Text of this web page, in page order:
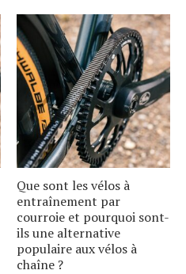
Que sont les vélos à
entraînement par
courroie et pourquoi sont-
ils une alternative
populaire aux vélos à
chaîne ?